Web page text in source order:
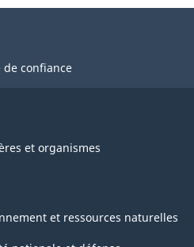
de confiance
et organismes
et ressources naturelles